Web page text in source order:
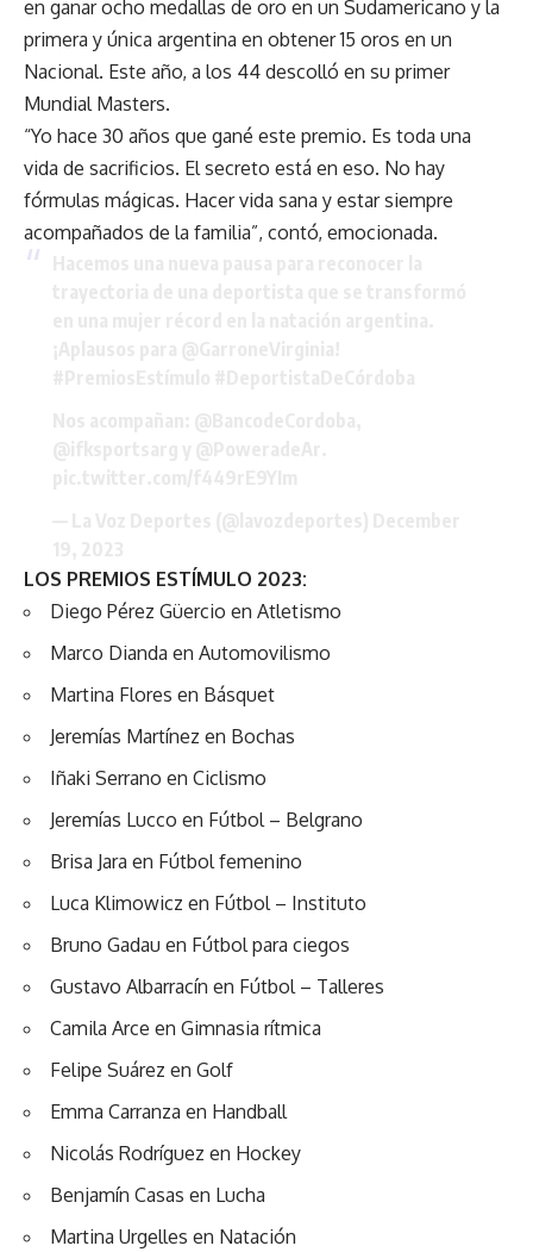
en ganar ocho medallas de oro en un Sudamericano y la
primera y única argentina en obtener 15 oros en un
Nacional. Este año, a los 44 descolló en su primer
Mundial Masters.
“Yo hace 30 años que gané este premio. Es toda una
vida de sacrificios. El secreto está en eso. No hay
fórmulas mágicas. Hacer vida sana y estar siempre
acompañados de la familia”, contó, emocionada.
LOS PREMIOS ESTÍMULO 2023:
Diego Pérez Güercio en Atletismo
Marco Dianda en Automovilismo
Martina Flores en Básquet
Jeremías Martínez en Bochas
Iñaki Serrano en Ciclismo
Jeremías Lucco en Fútbol – Belgrano
Brisa Jara en Fútbol femenino
Luca Klimowicz en Fútbol – Instituto
Bruno Gadau en Fútbol para ciegos
Gustavo Albarracín en Fútbol – Talleres
Camila Arce en Gimnasia rítmica
Felipe Suárez en Golf
Emma Carranza en Handball
Nicolás Rodríguez en Hockey
Benjamín Casas en Lucha
Martina Urgelles en Natación